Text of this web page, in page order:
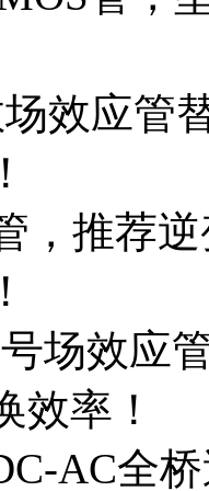
效应管
，推荐
场效应
效率！
AC全